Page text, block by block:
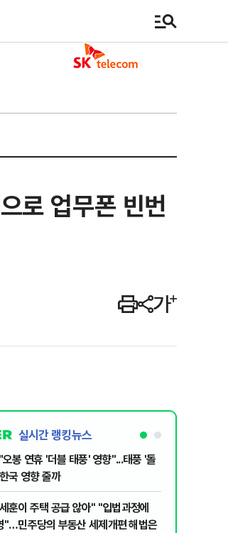
로 업무폰 빈번
실시간 랭킹뉴스
봉 연휴 '더블 태풍' 영향"...태풍 '돌
국 영향 줄까
훈이 주택 공급 않아" "입법과정에
"…민주당의 부동산 세제개편 해법은